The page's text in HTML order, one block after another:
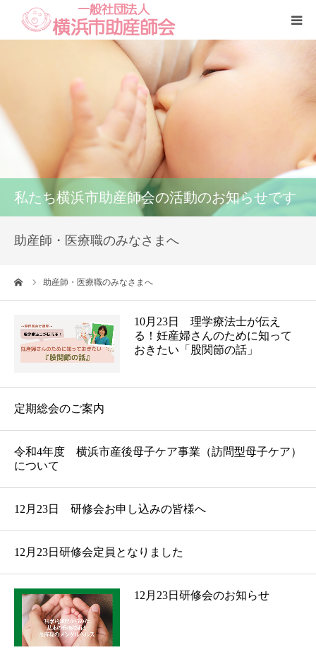
私たち横浜市助産師会の活動のお知らせです
助産師・医療職のみなさまへ
助産師・医療職のみなさまへ
10月23日 理学療法士が伝え
る！妊産婦さんのために知って
おきたい「股関節の話」
定期総会のご案内
令和4年度 横浜市産後母子ケア事業（訪問型母子ケア）
について
12月23日 研修会お申し込みの皆様へ
12月23日研修会定員となりました
12月23日研修会のお知らせ
助産師一覧
養成講座
研修
ブログ